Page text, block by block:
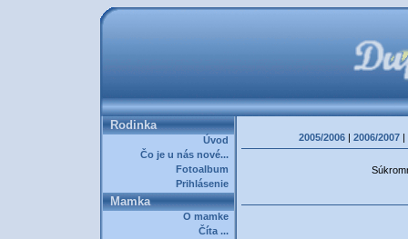
Rodinka
Úvod
Čo je u nás nové...
Fotoalbum
Prihlásenie
Mamka
O mamke
Číta ...
2005/2006 | 2006/2007 |